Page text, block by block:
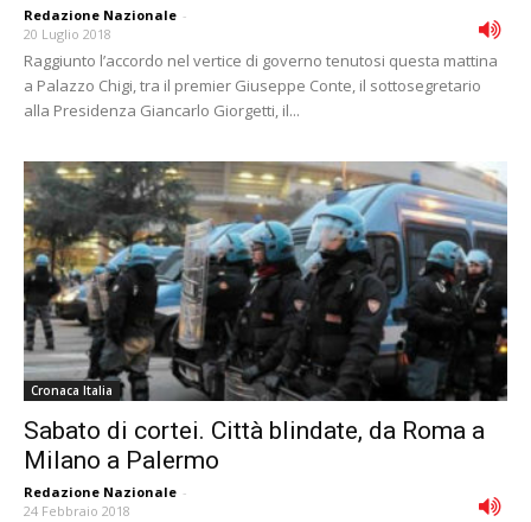
Redazione Nazionale -
20 Luglio 2018
Raggiunto l’accordo nel vertice di governo tenutosi questa mattina
a Palazzo Chigi, tra il premier Giuseppe Conte, il sottosegretario
alla Presidenza Giancarlo Giorgetti, il...
Cronaca Italia
Sabato di cortei. Città blindate, da Roma a
Milano a Palermo
Redazione Nazionale -
24 Febbraio 2018